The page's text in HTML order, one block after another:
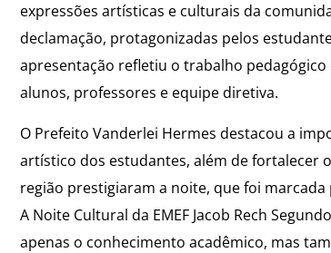
expressões artísticas e culturais da
declamação, protagonizadas pelos
apresentação refletiu o trabalho
alunos, professores e equipe diretiva.
O Prefeito Vanderlei Hermes destacou a
artístico dos estudantes, além de fortalecer
região prestigiaram a noite, que foi
A Noite Cultural da EMEF Jacob Rech
apenas o conhecimento acadêmico, mas